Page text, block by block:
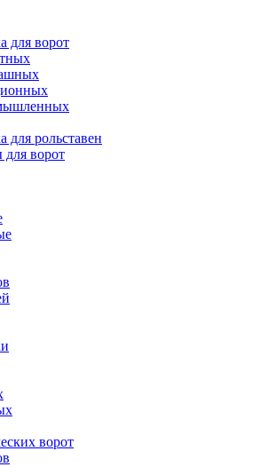
для ворот
для рольставен
ворот
ворот